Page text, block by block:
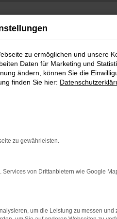
Funktioniert die Seite in
sind.
zu ermöglichen und unsere
Daten für Marketing und
ändern, können Sie die
finden Sie hier:
zu gewährleisten.
von Drittanbietern wie Google
um die Leistung zu messen und